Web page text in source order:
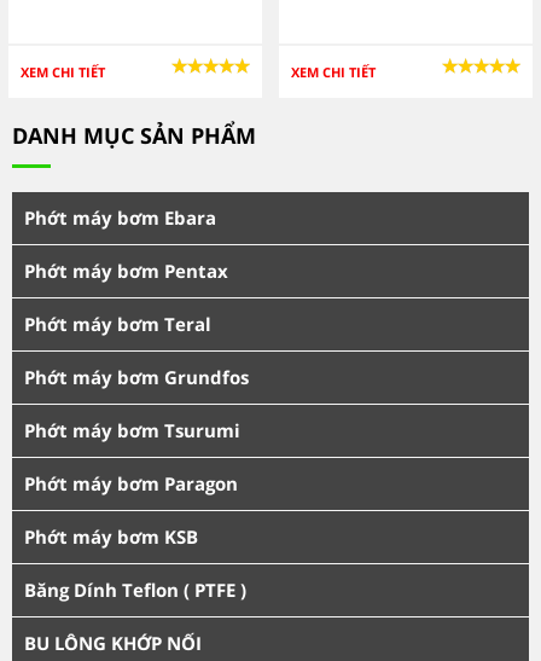
XEM CHI TIẾT XEM CHI TIẾT
DANH MỤC SẢN PHẨM
Phớt máy bơm Ebara
Phớt máy bơm Pentax
Phớt máy bơm Teral
Phớt máy bơm Grundfos
Phớt máy bơm Tsurumi
Phớt máy bơm Paragon
Phớt máy bơm KSB
Băng Dính Teflon ( PTFE )
BU LÔNG KHỚP NỐI